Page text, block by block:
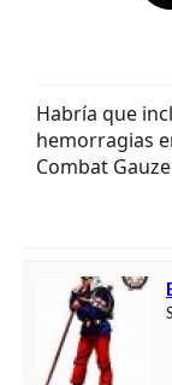
Habría que
hemorragias
Combat